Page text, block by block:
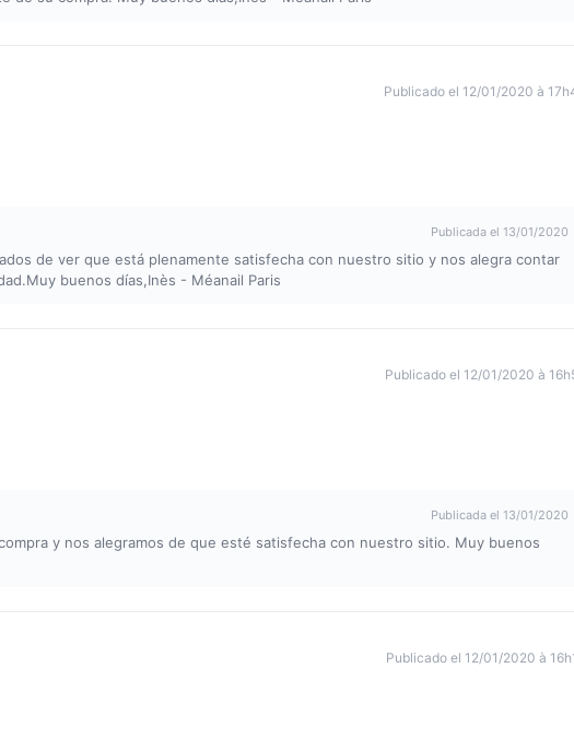
Publicado el 12/01/2020 à
Publicada el 13/01/2020
de ver que está plenamente satisfecha con nuestro sitio y nos alegra contar
buenos días,Inès - Méanail Paris
Publicado el 12/01/2020 à
Publicada el 13/01/2020
y nos alegramos de que esté satisfecha con nuestro sitio. Muy buenos
Publicado el 12/01/2020 à